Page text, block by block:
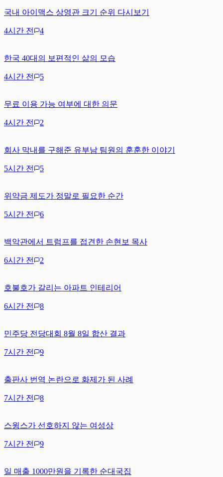
국내 아이맥스 상영관 크기 순위 다시보기
4시간 전 4
한국 40대의 보편적인 삶의 모습
4시간 전 5
무료 이용 가능 여부에 대한 의문
4시간 전 2
회사 막내를 구해준 유부남 팀원의 훈훈한 이야기
5시간 전 5
위약금 제도가 정말로 필요한 순간
5시간 전 6
백악관에서 트럼프를 접견한 손현보 목사
6시간 전 2
호불호가 갈리는 아파트 인테리어
6시간 전 8
민주당 전당대회 8월 8일 합산 결과
7시간 전 9
출판사 번역 논란으로 화제가 된 사례
7시간 전 8
스윙스가 선호하지 않는 여성상
7시간 전 9
일 매출 1000만원을 기록한 순대국집